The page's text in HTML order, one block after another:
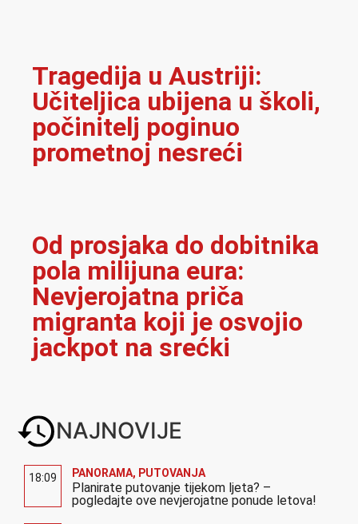
Tragedija u Austriji:
Učiteljica ubijena u školi,
počinitelj poginuo
prometnoj nesreći
Od prosjaka do dobitnika
pola milijuna eura:
Nevjerojatna priča
migranta koji je osvojio
jackpot na srećki
NAJNOVIJE
18:09 PANORAMA, PUTOVANJA
Planirate putovanje tijekom ljeta? –
pogledajte ove nevjerojatne ponude letova!